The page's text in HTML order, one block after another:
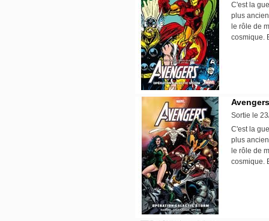
C'est la
plus
le rôle de
cosmique.
Sortie le
C'est la
plus
le rôle de
cosmique.